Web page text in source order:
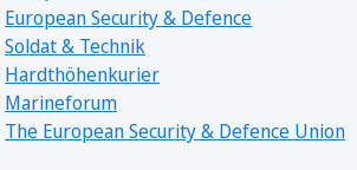
European Security & Defence
Soldat & Technik
Hardthöhenkurier
Marineforum
The European Security & Defence Union